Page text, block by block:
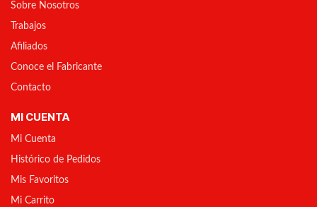
Sobre Nosotros
Trabajos
Afiliados
Conoce el Fabricante
Contacto
MI CUENTA
Mi Cuenta
Histórico de Pedidos
Mis Favoritos
Mi Carrito